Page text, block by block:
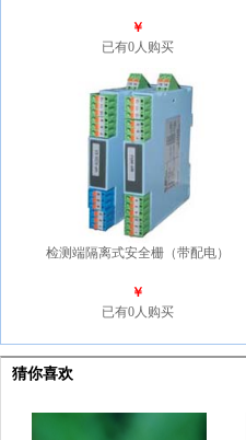
￥
已有0人购买
检测端隔离式安全栅（带配电）
￥
已有0人购买
猜你喜欢